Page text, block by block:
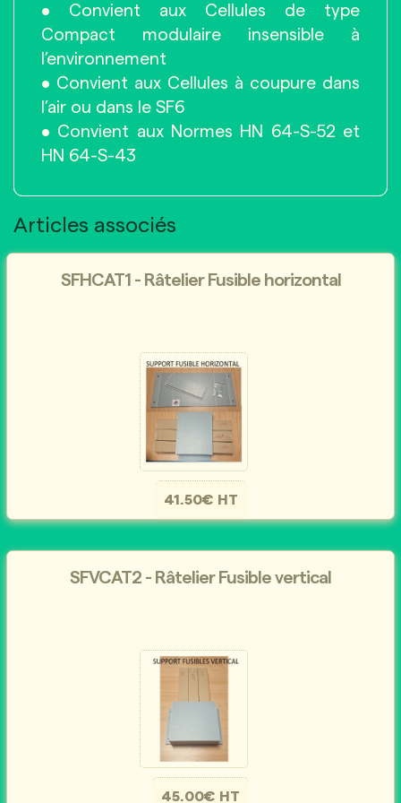
• Convient aux Cellules de type
Compact modulaire insensible à
l’environnement
• Convient aux Cellules à coupure dans
l’air ou dans le SF6
• Convient aux Normes HN 64-S-52 et
HN 64-S-43
Articles associés
SFHCAT1 - Râtelier Fusible horizontal
41.50€ HT
SFVCAT2 - Râtelier Fusible vertical
45.00€ HT